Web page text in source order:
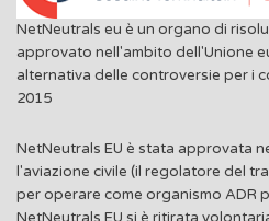
NetNeutrals eu è un organo di
approvato nell'ambito dell'Unione
alternativa delle controversie per i
2015
NetNeutrals EU è stata approvata
l'aviazione civile (il regolatore del
per operare come organismo ADR